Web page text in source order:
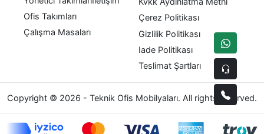
Ofis Takımları
Çalışma Masaları
Çerez Politikası
Gizlilik Politikası
Iade Politikası
Teslimat Şartları
Copyright © 2026 - Teknik Ofis Mobilyaları. All rights reserved.